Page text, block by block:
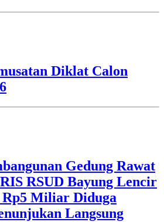
Diklat Calon
Gedung Rawat
RSUD Bayung Lencir
Miliar Diduga
Langsung